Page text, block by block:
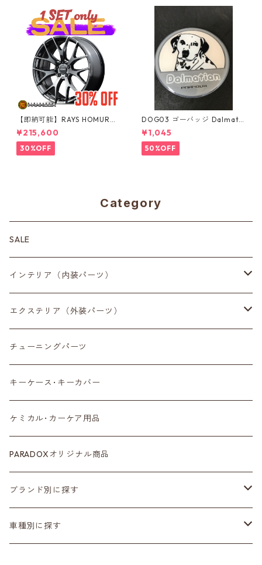
【即納可能】RAYS HOMURA
2x7FT ブラッククロームコー
ティング 18インチ 4本セット
¥215,600
30%OFF
DOG03 ゴーバッジ Dalmatia
n
¥1,045
50%OFF
Category
SALE
インテリア（内装パーツ）
収納小物
スマートフォン
センターディスプレイ
ルームミラー
カラーシートベルト
カーボン
ステアリング
エクステリア（外装パーツ）
サイドミラー
アンテナ
タイヤ
ホイール
サスペンション･車高調
ヘッドランプ
チューニングパーツ
キーケース･キーカバー
ケミカル･カーケア用品
PARADOXオリジナル商品
ブランド別に探す
Adam’ｓ Polishes
車種別に探す